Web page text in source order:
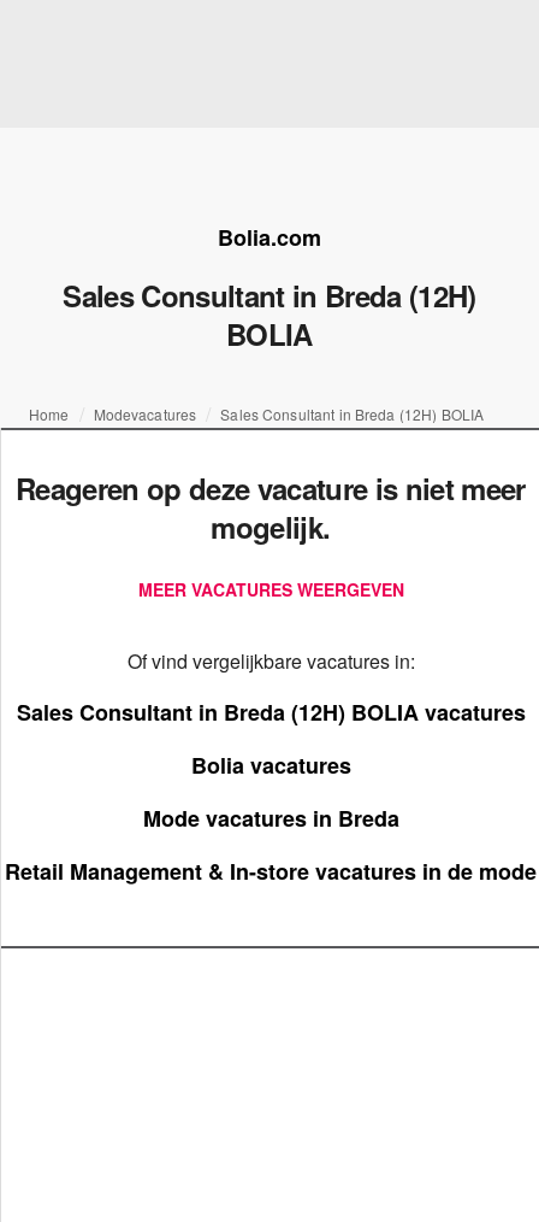
Bolia.com
Sales Consultant in Breda (12H)
BOLIA
Home Modevacatures Sales Consultant in Breda (12H) BOLIA
Reageren op deze vacature is niet meer
mogelijk.
MEER VACATURES WEERGEVEN
Of vind vergelijkbare vacatures in:
Sales Consultant in Breda (12H) BOLIA vacatures
Bolia vacatures
Mode vacatures in Breda
Retail Management & In-store vacatures in de mode